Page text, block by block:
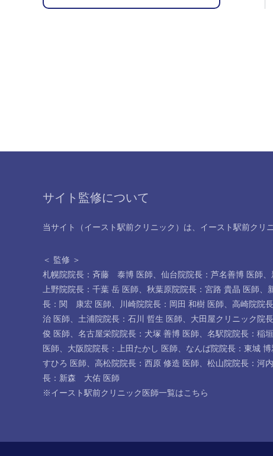
サイト監修について
当サイト（イースト駅前クリニック）は、イースト駅前クリ
＜ 監修 ＞
札幌院院長：斉藤 泰博 医師、 仙台院院長：芦名善博 医師、
上野院院長：千葉 岳 医師、 秋葉原院院長：宮路 貴晶 医師、
長：関 康宏 医師、 川崎院院長：岡田 和樹 医師、 高崎院院
治 医師、 土浦院院長：石川 哲生 医師、 大田屋クリニック院
俊 医師、 名古屋栄院院長：犬塚 善博 医師、 名駅院院長：稲
医師、 大阪院院長：上田たかし 医師、 なんば院院長：東城 博
すひろ 医師、 高松院院長：西原 修造 医師、 松山院院長：河
長：新森 大佑 医師
※イースト駅前クリニック医師一覧はこちら